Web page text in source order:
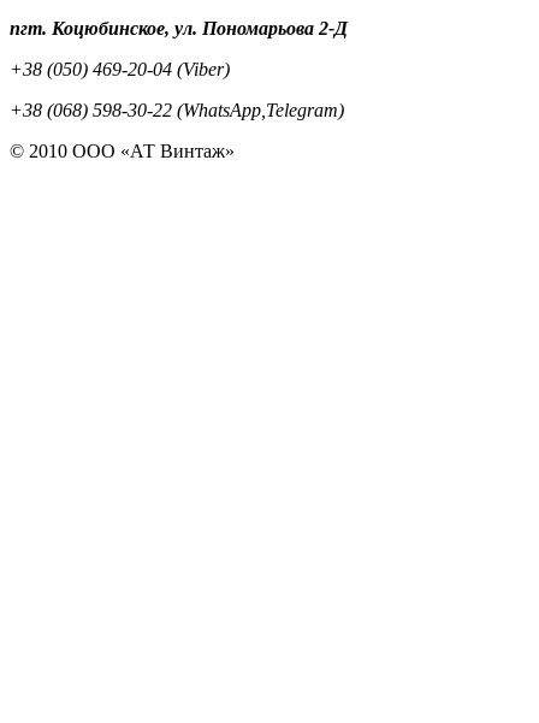
пгт. Коцюбинское, ул. Пономарьова 2-Д
+38 (050) 469-20-04 (Viber)
+38 (068) 598-30-22 (WhatsApp,Telegram)
© 2010 ООО «АТ Винтаж»